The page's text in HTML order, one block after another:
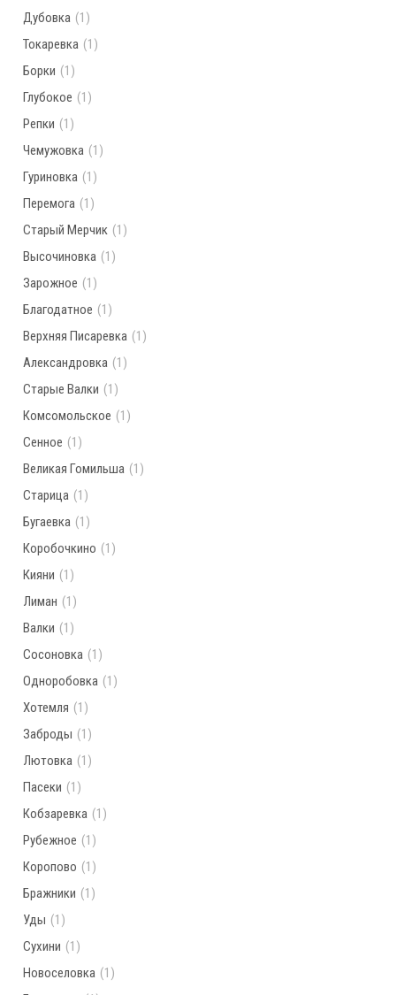
Дубовка (1)
Токаревка (1)
Борки (1)
Глубокое (1)
Репки (1)
Чемужовка (1)
Гуриновка (1)
Перемога (1)
Старый Мерчик (1)
Высочиновка (1)
Зарожное (1)
Благодатное (1)
Верхняя Писаревка (1)
Александровка (1)
Старые Валки (1)
Комсомольское (1)
Сенное (1)
Великая Гомильша (1)
Старица (1)
Бугаевка (1)
Коробочкино (1)
Кияни (1)
Лиман (1)
Валки (1)
Сосоновка (1)
Одноробовка (1)
Хотемля (1)
Заброды (1)
Лютовка (1)
Пасеки (1)
Кобзаревка (1)
Рубежное (1)
Коропово (1)
Бражники (1)
Уды (1)
Сухини (1)
Новоселовка (1)